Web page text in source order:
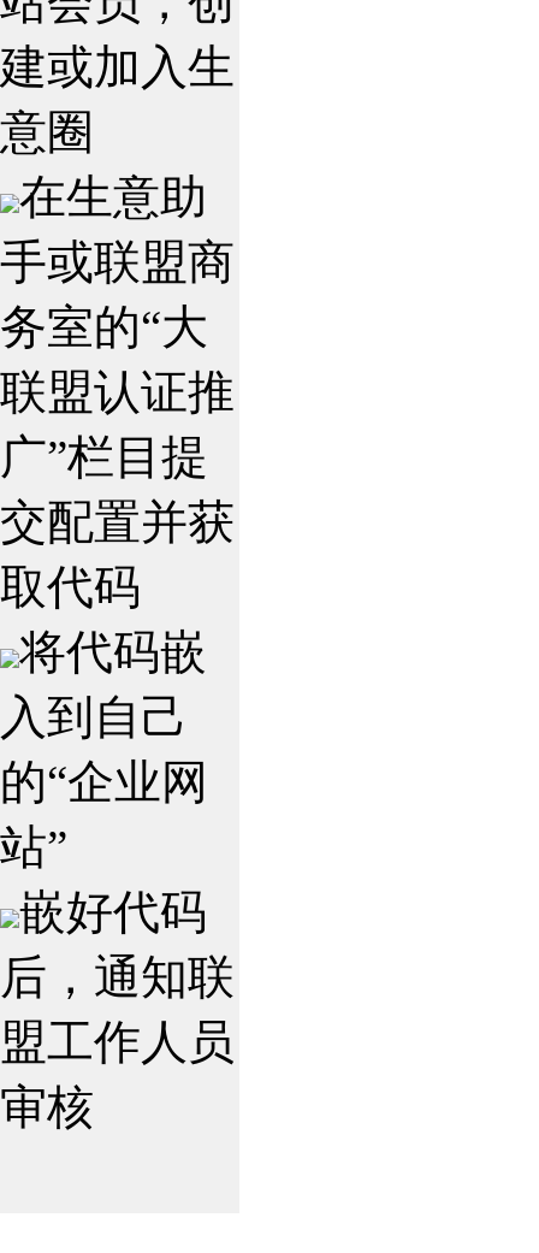
建或加入生
意圈
在生意助
手或联盟商
务室的“大
联盟认证推
广”栏目提
交配置并获
取代码
将代码嵌
入到自己
的“企业网
站”
嵌好代码
后，通知联
盟工作人员
审核